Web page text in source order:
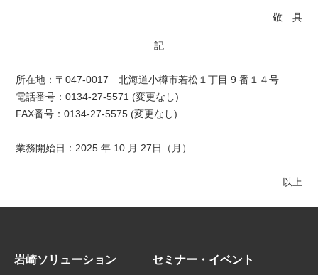
敬 具
記
所在地：〒047-0017 北海道⼩樽市若松１丁⽬ 9 番１４号
電話番号：0134-27-5571 (変更なし)
FAX番号：0134-27-5575 (変更なし)
業務開始日：2025 年 10 ⽉ 27日（月）
以上
岩崎ソリューション セミナー・イベント